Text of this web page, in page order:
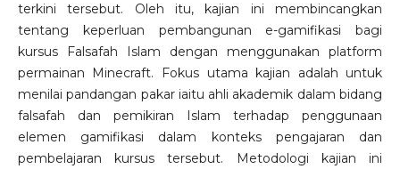
terkini tersebut. Oleh itu, kajian ini membincangkan
tentang keperluan pembangunan e-gamifikasi bagi
kursus Falsafah Islam dengan menggunakan platform
permainan Minecraft. Fokus utama kajian adalah untuk
menilai pandangan pakar iaitu ahli akademik dalam bidang
falsafah dan pemikiran Islam terhadap penggunaan
elemen gamifikasi dalam konteks pengajaran dan
pembelajaran kursus tersebut. Metodologi kajian ini